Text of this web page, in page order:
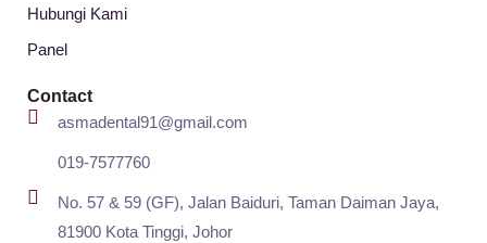
Hubungi Kami
Panel
Contact
asmadental91@gmail.com
019-7577760
No. 57 & 59 (GF), Jalan Baiduri, Taman Daiman Jaya,
81900 Kota Tinggi, Johor